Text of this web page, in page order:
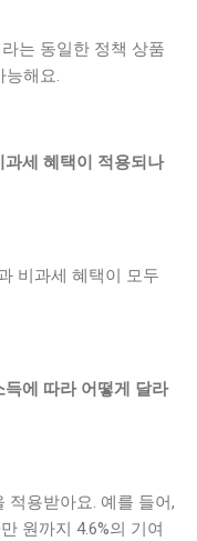
는 동일한 정책 상품
능해요.
세 혜택이 적용되나
비과세 혜택이 모두
에 따라 어떻게 달라
적용받아요. 예를 들어,
원까지 4.6%의 기여